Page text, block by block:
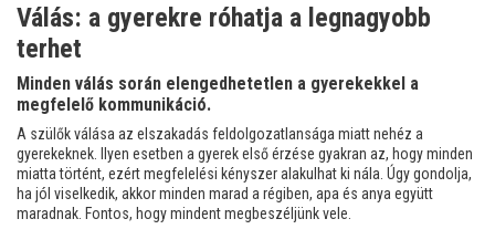
Válás: a gyerekre róhatja a legnagyobb
terhet
Minden válás során elengedhetetlen a gyerekekkel a
megfelelő kommunikáció.
A szülők válása az elszakadás feldolgozatlansága miatt nehéz a
gyerekeknek. Ilyen esetben a gyerek első érzése gyakran az, hogy minden
miatta történt, ezért megfelelési kényszer alakulhat ki nála. Úgy gondolja,
ha jól viselkedik, akkor minden marad a régiben, apa és anya együtt
maradnak. Fontos, hogy mindent megbeszéljünk vele.